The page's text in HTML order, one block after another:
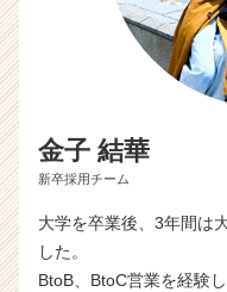
金子 結華
新卒採用チーム
大学を卒業後、3年間は
した。
BtoB、BtoC営業を経験し